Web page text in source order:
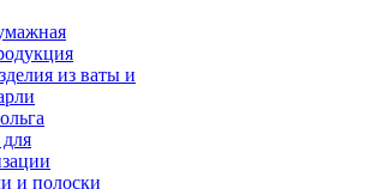
из ваты и
и полоски